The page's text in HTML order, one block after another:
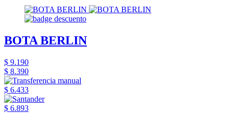
BOTA BERLIN
$ 9.190
$ 8.390
$ 6.433
$ 6.893